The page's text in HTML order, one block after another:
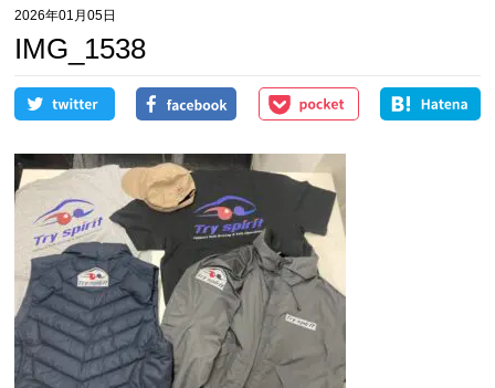
2026年01月05日
IMG_1538